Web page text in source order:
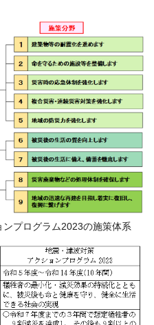
プログラム2023の施策体系